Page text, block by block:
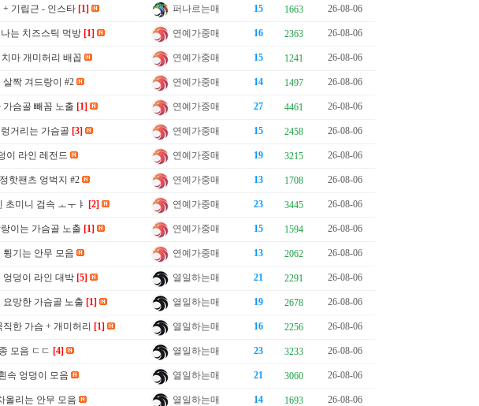
+ 기립근 - 인스타 [1] 퍼나르는매 15 1663 26-08-06
는 치즈스틱 먹방 [1] 연예가중매 16 2363 26-08-06
마 개미허리 배꼽 연예가중매 15 1241 26-08-06
짝 겨드랑이 #2 연예가중매 14 1497 26-08-06
슴골 빼꼼 노출 [1] 연예가중매 27 4461 26-08-06
거리는 가슴골 [3] 연예가중매 15 2458 26-08-06
이 라인 레전드 연예가중매 19 3215 26-08-06
핫팬츠 엉벅지 #2 연예가중매 13 1708 26-08-06
초미니 검속 ㅗㅜㅑ [2] 연예가중매 23 3445 26-08-06
이는 가슴골 노출 [1] 연예가중매 15 1594 26-08-06
기는 안무 모음 연예가중매 13 2062 26-08-06
엉덩이 라인 대박 [5] 열일하는매 21 2291 26-08-06
망한 가슴골 노출 [1] 열일하는매 19 2678 26-08-06
한 가슴 + 개미허리 [1] 열일하는매 16 2256 26-08-06
모음 ㄷㄷ [4] 열일하는매 23 3233 26-08-06
속 엉덩이 모음 열일하는매 21 3060 26-08-06
올리는 안무 모음 열일하는매 14 1693 26-08-06